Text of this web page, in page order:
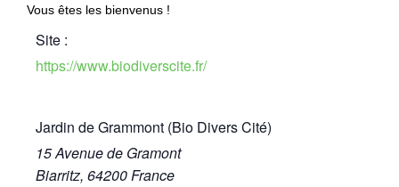
Vous êtes les bienvenus !
Site :
https://www.biodiverscite.fr/
Jardin de Grammont (Bio Divers Cité)
15 Avenue de Gramont
Biarritz, 64200France